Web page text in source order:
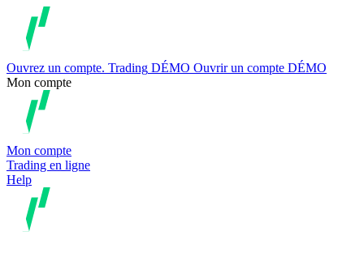
Ouvrez un compte. Trading DÉMO Ouvrir un compte DÉMO
Mon compte
Mon compte
Trading en ligne
Help